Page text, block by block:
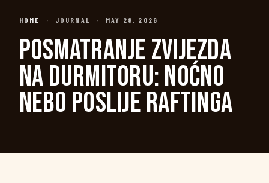
HOME · JOURNAL · MAY 28, 2026
POSMATRANJE ZVIJEZDA
NA DURMITORU: NOĆNO
NEBO POSLIJE RAFTINGA